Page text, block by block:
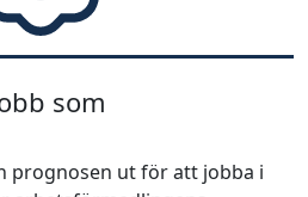
som
prognosen ut för att jobba i